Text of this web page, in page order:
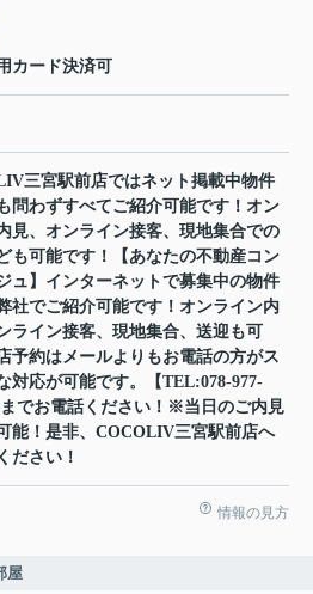
カード決済可
三宮駅前店ではネット掲載中物件
問わずすべてご紹介可能です！オン
見、オンライン接客、現地集合での
も可能です！【あなたの不動産コン
ュ】インターネットで募集中の物件
社でご紹介可能です！オンライン内
ライン接客、現地集合、送迎も可
予約はメールよりもお電話の方がス
対応が可能です。【TEL:078-977-
までお電話ください！※当日のご内見
能！是非、COCOLIV三宮駅前店へ
ださい！
情報の見方
屋